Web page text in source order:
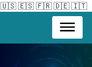
🇺🇸 🇪🇸 🇫🇷 🇩🇪 🇮🇹